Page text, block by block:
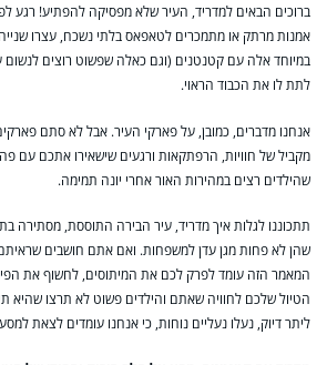
ברוכים הבאים למדריד, העיר שלא מפסיקה להפתיע! רגע
אמנות מרתק או מתמכרים לטאפאס בלתי נשכח, עצרו
במיוחד אלה עם קטנטנים (וגם כאלה שפשוט רוצים לנשום
לתת לו את הכבוד הראוי.
אנחנו מדברים, כמובן, על פארקי העיר. אבל לא סתם
מקביל של חוויות, הרפתקאות ורגעים שישאירו אתכם עם
שהילדים רצים במהירות האור אחרי יונה תמימה.
תתכוננו לגלות איך מדריד, עיר הבירה התוססת, מסתירה
שהן לא פחות מגן עדן למשפחות. ואם אתם חושבים
המאמר הזה עומד לפרק לכם את המיתוסים, לחשוף את
הטיול שלכם לחוויה שאתם והילדים פשוט לא תרצו שהיא
ליתר דיוק, נעלו נעליים נוחות, כי אנחנו עומדים לצאת